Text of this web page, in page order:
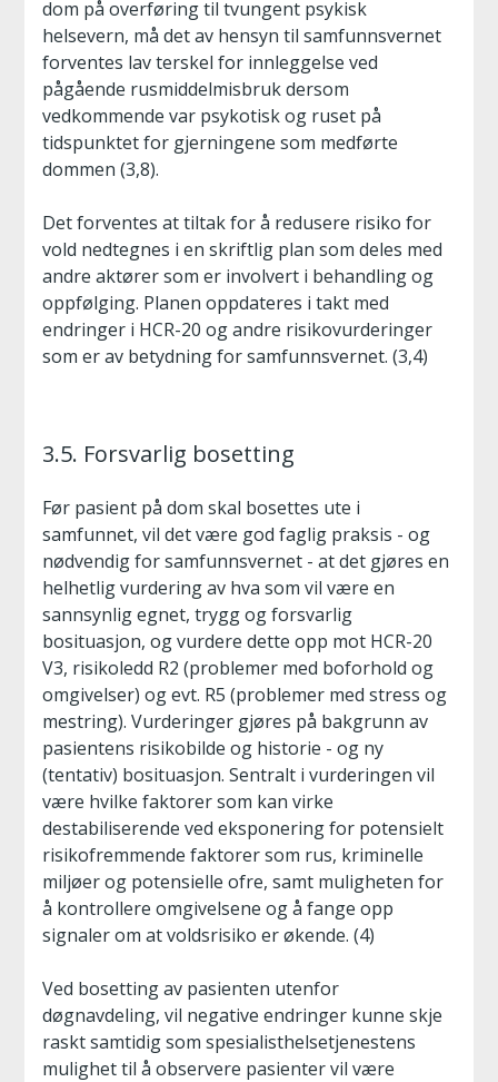
dom på overføring til tvungent psykisk
helsevern, må det av hensyn til samfunnsvernet
forventes lav terskel for innleggelse ved
pågående rusmiddelmisbruk dersom
vedkommende var psykotisk og ruset på
tidspunktet for gjerningene som medførte
dommen (3,8).
Det forventes at tiltak for å redusere risiko for
vold nedtegnes i en skriftlig plan som deles med
andre aktører som er involvert i behandling og
oppfølging. Planen oppdateres i takt med
endringer i HCR-20 og andre risikovurderinger
som er av betydning for samfunnsvernet. (3,4)
3.5. Forsvarlig bosetting
Før pasient på dom skal bosettes ute i
samfunnet, vil det være god faglig praksis - og
nødvendig for samfunnsvernet - at det gjøres en
helhetlig vurdering av hva som vil være en
sannsynlig egnet, trygg og forsvarlig
bosituasjon, og vurdere dette opp mot HCR-20
V3, risikoledd R2 (problemer med boforhold og
omgivelser) og evt. R5 (problemer med stress og
mestring). Vurderinger gjøres på bakgrunn av
pasientens risikobilde og historie - og ny
(tentativ) bosituasjon. Sentralt i vurderingen vil
være hvilke faktorer som kan virke
destabiliserende ved eksponering for potensielt
risikofremmende faktorer som rus, kriminelle
miljøer og potensielle ofre, samt muligheten for
å kontrollere omgivelsene og å fange opp
signaler om at voldsrisiko er økende. (4)
Ved bosetting av pasienten utenfor
døgnavdeling, vil negative endringer kunne skje
raskt samtidig som spesialisthelsetjenestens
mulighet til å observere pasienter vil være